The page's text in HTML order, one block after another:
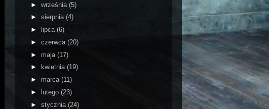
► września (5)
► sierpnia (4)
►
lipca (6)
► czerwca (20)
► maja (17)
►
kwietnia (19)
► marca (11)
►
lutego (23)
► stycznia (24)